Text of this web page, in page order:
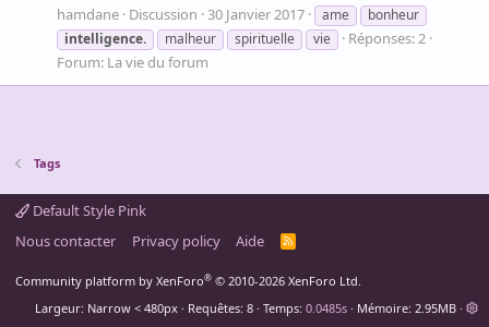
hamdane Discussion 30 Janvier 2017 ame
bonheur
intelligence.
malheur spirituelle vie
Réponses: 2
Forum: La vie du forum
Tags
Default Style Pink
Nous contacter
Privacy policy Aide
R
Community platform by XenForo® © 2010-2026 XenForo Ltd.
Largeur
Requêtes 8 Temps 0.0485s Mémoire 2.95MB